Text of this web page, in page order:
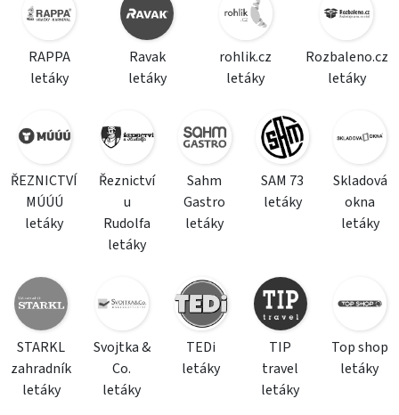
RAPPA
letáky
Ravak
letáky
rohlik.cz
letáky
Rozbaleno.cz
letáky
ŘEZNICTVÍ
MÚÚÚ
letáky
Řeznictví
u
Rudolfa
letáky
Sahm
Gastro
letáky
SAM 73
letáky
Skladová
okna
letáky
STARKL
zahradník
letáky
Svojtka &
Co.
letáky
TEDi
letáky
TIP
travel
letáky
Top shop
letáky